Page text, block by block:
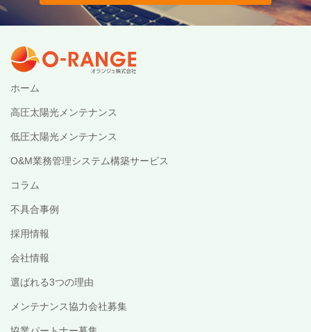
ホーム
高圧太陽光メンテナンス
低圧太陽光メンテナンス
O&M業務管理システム構築サービス
コラム
不具合事例
採用情報
会社情報
選ばれる3つの理由
メンテナンス協力会社募集